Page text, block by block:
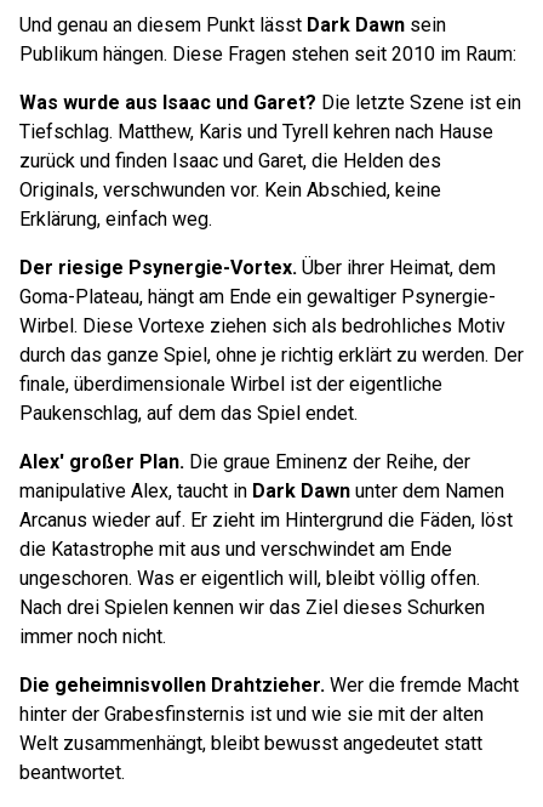
Und genau an diesem Punkt lässt Dark Dawn sein
Publikum hängen. Diese Fragen stehen seit 2010 im Raum:
Was wurde aus Isaac und Garet? Die letzte Szene ist ein
Tiefschlag. Matthew, Karis und Tyrell kehren nach Hause
zurück und finden Isaac und Garet, die Helden des
Originals, verschwunden vor. Kein Abschied, keine
Erklärung, einfach weg.
Der riesige Psynergie-Vortex. Über ihrer Heimat, dem
Goma-Plateau, hängt am Ende ein gewaltiger Psynergie-
Wirbel. Diese Vortexe ziehen sich als bedrohliches Motiv
durch das ganze Spiel, ohne je richtig erklärt zu werden. Der
finale, überdimensionale Wirbel ist der eigentliche
Paukenschlag, auf dem das Spiel endet.
Alex' großer Plan. Die graue Eminenz der Reihe, der
manipulative Alex, taucht in Dark Dawn unter dem Namen
Arcanus wieder auf. Er zieht im Hintergrund die Fäden, löst
die Katastrophe mit aus und verschwindet am Ende
ungeschoren. Was er eigentlich will, bleibt völlig offen.
Nach drei Spielen kennen wir das Ziel dieses Schurken
immer noch nicht.
Die geheimnisvollen Drahtzieher. Wer die fremde Macht
hinter der Grabesfinsternis ist und wie sie mit der alten
Welt zusammenhängt, bleibt bewusst angedeutet statt
beantwortet.